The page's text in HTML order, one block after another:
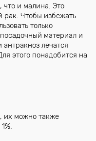
что и малина. Это
рак. Чтобы избежать
только
материал и
лечатся
этого понадобится на
их можно также